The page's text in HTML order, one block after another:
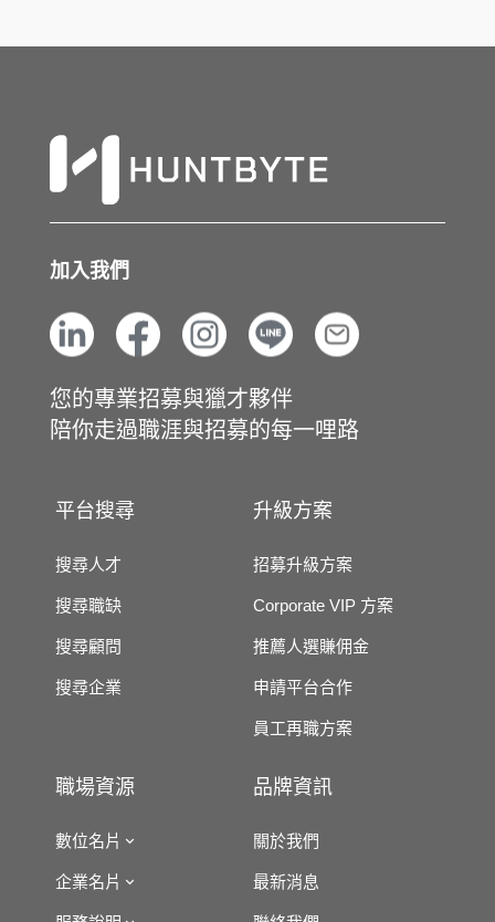
加入我們
您的專業招募與獵才夥伴
陪你走過職涯與招募的每一哩路
平台搜尋
搜尋人才
搜尋職缺
搜尋顧問
搜尋企業
升級方案
招募升級方案
Corporate VIP 方案
推薦人選賺佣金
申請平台合作
員工再職方案
職場資源
數位名片
企業名片
品牌資訊
關於我們
最新消息